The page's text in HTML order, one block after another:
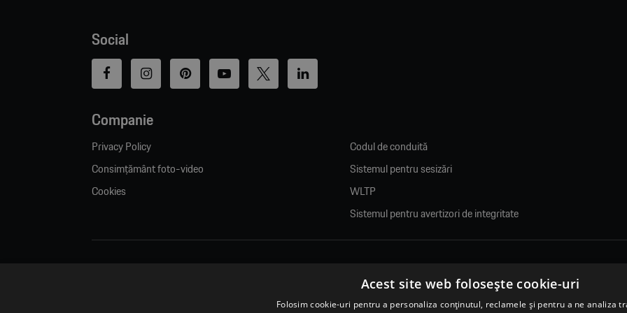
Social
Companie
Privacy Policy
Consimțământ foto-video
Cookies
Codul de conduită
Sistemul pentru sesizări
WLTP
Sistemul pentru avertizori de integritate
Acest site web folosește cookie-uri
Folosim cookie-uri pentru a personaliza conținutul, reclamele și pentru a ne analiza